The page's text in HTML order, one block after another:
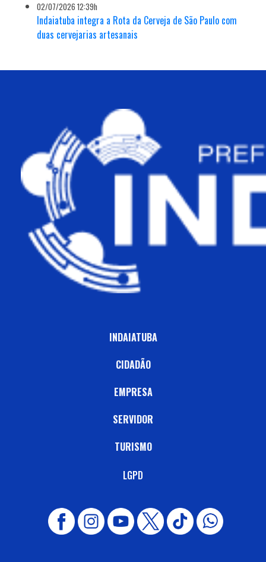
02/07/2026 12:39h
Indaiatuba integra a Rota da Cerveja de São Paulo com
duas cervejarias artesanais
INDAIATUBA
CIDADÃO
EMPRESA
SERVIDOR
TURISMO
LGPD